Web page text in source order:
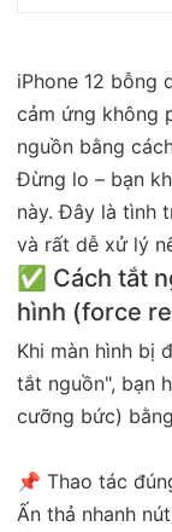
iPhone 12 bỗng
cảm ứng không
nguồn bằng
Đừng lo – bạn
này. Đây là tình
và rất dễ xử lý
✅ Cách tắt
hình (force
Khi màn hình bị
tắt nguồn", bạn
cưỡng bức)
📌 Thao tác
Ấn thả nhanh